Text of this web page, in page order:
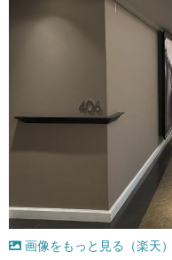
画像をもっと見る（楽天）